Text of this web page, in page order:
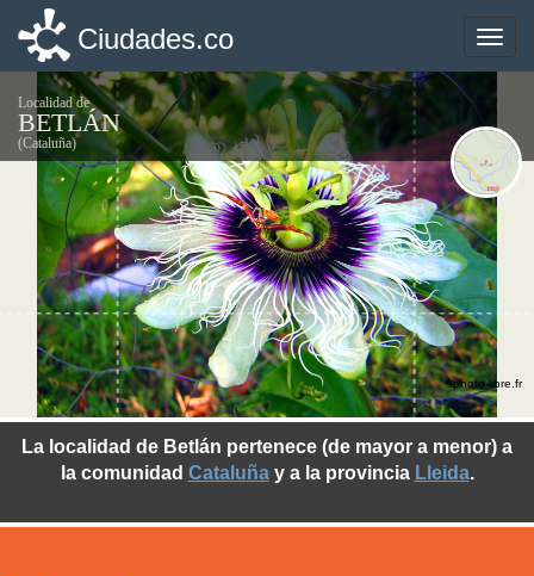
Toggle
Ciudades.co
Localidad de
BETLÁN
(Cataluña)
La localidad de Betlán pertenece (de mayor a menor) a
la comunidad Cataluñay a la provincia Lleida.
©photo-libre.fr
Toggle
Ciudades.co